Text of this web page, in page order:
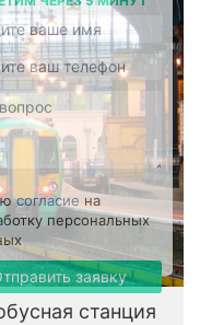
согласие на
персональных
заявку
станция